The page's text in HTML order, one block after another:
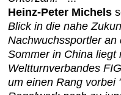
Heinz-Peter Michels
Blick in die nahe
Nachwuchssportler
Sommer in China liegt
Weltturnverbandes
um einen Rang vorbei